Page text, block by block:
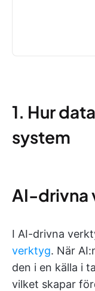
1. Hur
system
AI-drivna
I AI-drivna
verktyg. När
den i en källa i
vilket skapar